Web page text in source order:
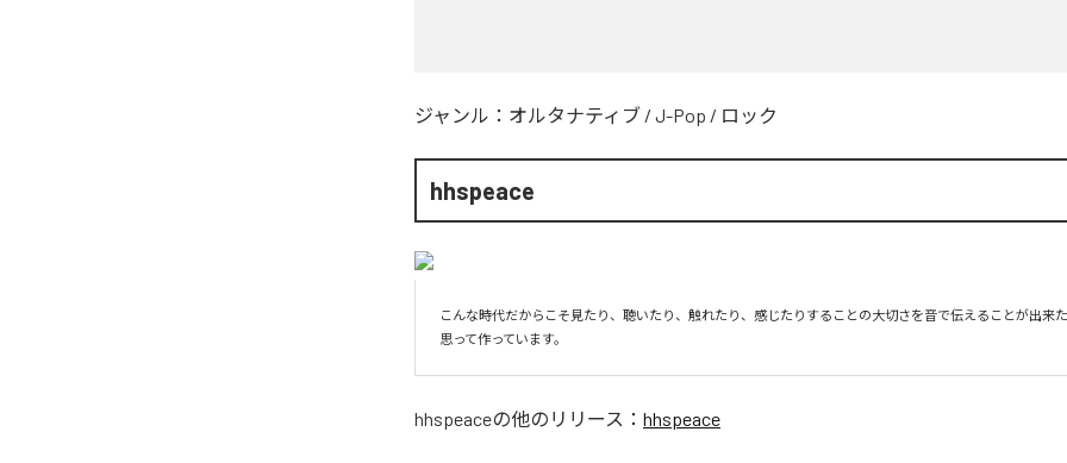
ジャンル： オルタナティブ / J-Pop / ロック
hhspeace
こんな時代だからこそ見たり、聴いたり、触れたり、感じたりすることの大切さを音で伝えることが出来
思って作っています。
hhspeaceの他のリリース： hhspeace